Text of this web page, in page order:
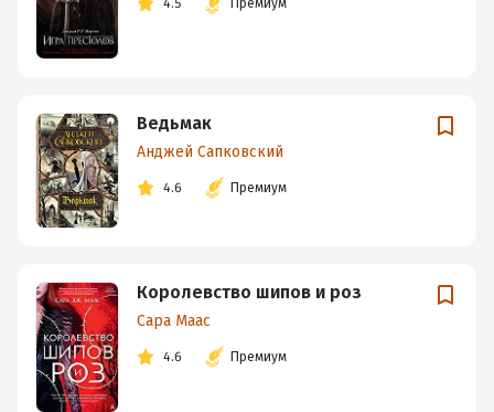
4.5 Премиум
Ведьмак
Анджей Сапковский
4.6 Премиум
Королевство шипов и роз
Сара Маас
4.6 Премиум